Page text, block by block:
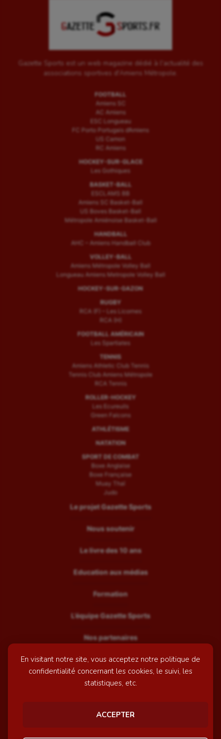
En visitant notre site, vous acceptez notre politique de
confidentialité concernant les cookies, le suivi, les
statistiques, etc.
ACCEPTER
Gazette Sports est un web magazine dédié à l'actualité des
associations sportives d'Amiens Métropole.
FOOTBALL
Amiens SC
AC Amiens
ESC Longueau
FC Porto Portugais d’Amiens
US Camon
RC Amiens
HOCKEY-SUR-GLACE
Les Gothiques
BASKET-BALL
ESCLAMS BB
Amiens SC Basket-Ball
US Boves Basket-Ball
Métropole Amiénoise Basket-Ball
HANDBALL
AHC – Amiens Handball Club
VOLLEY-BALL
Amiens Métropole Volley Ball
Longueau Amiens Metropole Volley Ball
HOCKEY-SUR-GAZON
RUGBY
RCA (F) – Les Licornes
RCA (H)
FOOTBALL AMÉRICAIN
Les Spartiates
TENNIS
Amiens Athletic Club Tennis
Tennis Club Amiens Métropole
RCA Tennis
ROLLER-HOCKEY
Les Ecureuils
Green Falcons
ATHLÉTISME
NATATION
SPORT DE COMBAT
Boxe Anglaise
Boxe Française
Muay Thaï
Judo
Le projet Gazette Sports
Nous soutenir
Le livre des 10 ans
Education aux médias
Formation
L’équipe Gazette Sports
Nos partenaires
Recrutement
Mentions légales